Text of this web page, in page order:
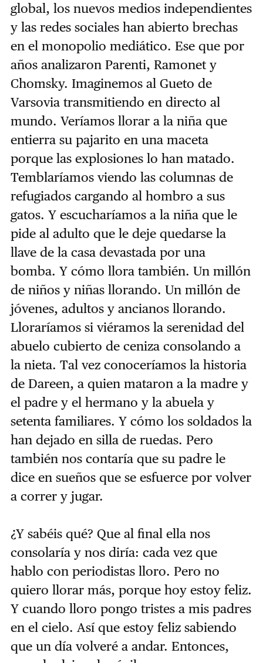
global, los nuevos medios independientes
y las redes sociales han abierto brechas
en el monopolio mediático. Ese que por
años analizaron Parenti, Ramonet y
Chomsky. Imaginemos al Gueto de
Varsovia transmitiendo en directo al
mundo. Veríamos llorar a la niña que
entierra su pajarito en una maceta
porque las explosiones lo han matado.
Temblaríamos viendo las columnas de
refugiados cargando al hombro a sus
gatos. Y escucharíamos a la niña que le
pide al adulto que le deje quedarse la
llave de la casa devastada por una
bomba. Y cómo llora también. Un millón
de niños y niñas llorando. Un millón de
jóvenes, adultos y ancianos llorando.
Lloraríamos si viéramos la serenidad del
abuelo cubierto de ceniza consolando a
la nieta. Tal vez conoceríamos la historia
de Dareen, a quien mataron a la madre y
el padre y el hermano y la abuela y
setenta familiares. Y cómo los soldados la
han dejado en silla de ruedas. Pero
también nos contaría que su padre le
dice en sueños que se esfuerce por volver
a correr y jugar.
¿Y sabéis qué? Que al final ella nos
consolaría y nos diría: cada vez que
hablo con periodistas lloro. Pero no
quiero llorar más, porque hoy estoy feliz.
Y cuando lloro pongo tristes a mis padres
en el cielo. Así que estoy feliz sabiendo
que un día volveré a andar. Entonces,